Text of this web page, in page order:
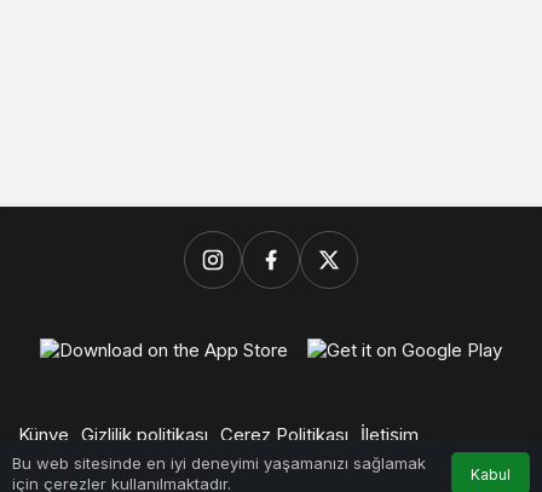
Bu web sitesinde en iyi deneyimi yaşamanızı sağlamak
için çerezler kullanılmaktadır.
Kabul
Künye Gizlilik politikası Çerez Politikası
İletişim
© Başkent Ekspres, Daldal Medya Ajans Kuruluşudur.